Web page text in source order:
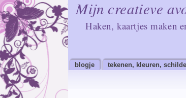
Mijn creatieve
Haken, kaartjes maken
blogje tekenen, kleuren,